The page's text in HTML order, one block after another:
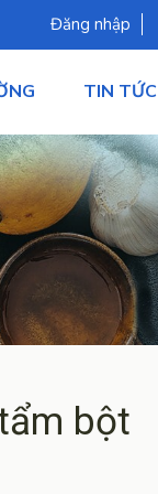
Đăng nhập
TIN TỨC
bột